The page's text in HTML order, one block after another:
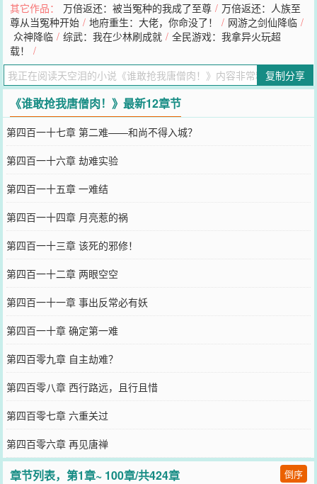
被杀后，将会轮回转世，重择护道人，再踏西行之路！当唐僧又又又
又一次转世，好不容易闯到平顶山，原本挡关的金角银角竟是跌跌撞
撞跑到唐僧面前。“圣僧！圣僧救命啊！快让您的徒儿们挡一挡那煞星
吧！”后方仓皇逃来的妖魔成千上万，远处金光熠熠的身影让唐僧一众
护道人目瞪口呆。“就你们这水准也能凑一难？”陆远祭出从二郎显圣
真君那拿来的开山神斧：“谁敢抢我唐僧肉！”本书又名——《九九八
十亿难！》《唐僧的第一千零一次转世！》《圣僧，我这就送你上西
天！》PS：【游戏小说，玩家前期需要发育。三十七章开始揭开第一
世“西行”剧情。】【累积作品总字数过千万，六千均订一本，两千均
订三本。更新稳定，质量保障！各位上仙可放心观阅！】
您要是觉得《 谁敢抢我唐僧肉！
微博微信里的朋友推荐哦！
其它作品： 万倍返还：被当冤种的我成了至尊 / 万倍返还：人族至
尊从当冤种开始 / 地府重生：大佬，你命没了！ / 网游之剑仙降临 /
众神降临 / 综武：我在少林刷成就 / 全民游戏：我拿异火玩超
载！
/
复制分享
《谁敢抢我唐僧肉！》最新12章节
第四百一十七章 第二难——和尚不得入城？
第四百一十六章 劫难实验
第四百一十五章 一难结
第四百一十四章 月亮惹的祸
第四百一十三章 该死的邪修！
第四百一十二章 两眼空空
第四百一十一章 事出反常必有妖
第四百一十章 确定第一难
第四百零九章 自主劫难？
第四百零八章 西行路远，且行且惜
第四百零七章 六重关过
第四百零六章 再见唐禅
章节列表，第1章~ 100章/共424章 倒序